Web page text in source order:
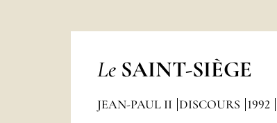
Le SAINT-SIÈGE
JEAN-PAUL II DISCOURS 1992